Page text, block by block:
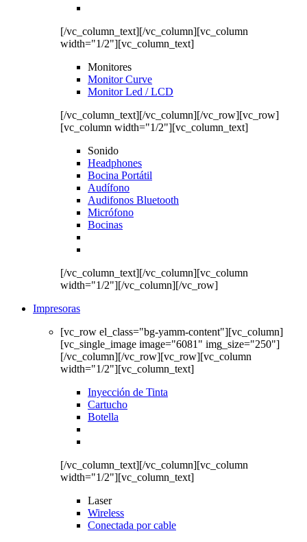
[/vc_column_text][/vc_column][vc_column
width="1/2"][vc_column_text]
Monitores
Monitor Curve
Monitor Led / LCD
[/vc_column_text][/vc_column][/vc_row][vc_row]
[vc_column width="1/2"][vc_column_text]
Sonido
Headphones
Bocina Portátil
Audífono
Audifonos Bluetooth
Micrófono
Bocinas
[/vc_column_text][/vc_column][vc_column
width="1/2"][/vc_column][/vc_row]
Impresoras
[vc_row el_class="bg-yamm-content"][vc_column]
[vc_single_image image="6081" img_size="250"]
[/vc_column][/vc_row][vc_row][vc_column
width="1/2"][vc_column_text]
Inyección de Tinta
Cartucho
Botella
[/vc_column_text][/vc_column][vc_column
width="1/2"][vc_column_text]
Laser
Wireless
Conectada por cable